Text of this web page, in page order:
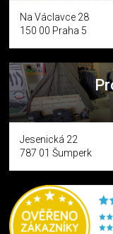
Na Václavce 28
150 00 Praha 5
Jesenická 22
787 01 Šumperk